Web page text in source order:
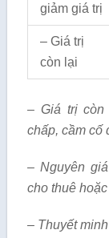
giảm giá trị
– Giá trị
còn lại
– Giá trị
chấp, cầm cố
– Nguyên
cho thuê
– Thuyết